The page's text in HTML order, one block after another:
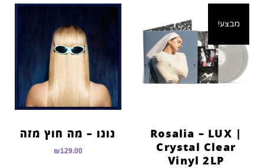
מבצע!
Rosalia – LUX |
Crystal Clear
Vinyl 2LP
נונו – מה חוץ מזה
₪129.00